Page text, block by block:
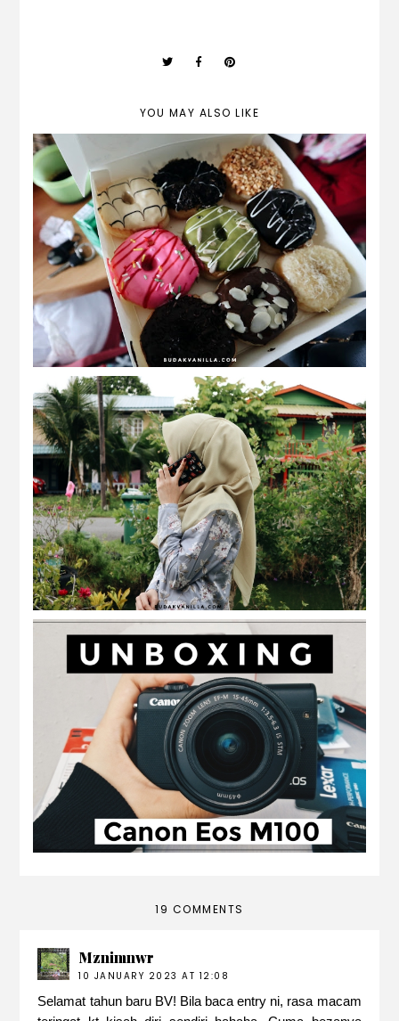
YOU MAY ALSO LIKE
a peak in my august life
aidilfitri 2020
life update on quarantine haul | unboxing
canon eos M100
19 COMMENTS
Mznimnwr
10 JANUARY 2023 AT 12:08
Selamat tahun baru BV! Bila baca entry ni, rasa macam